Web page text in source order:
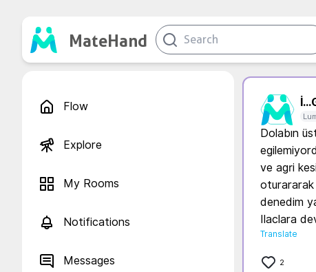
MateHand
Flow
Explore
My Rooms
Notifications
Messages
İ...
Dolabın
ve agri
oturararak
denedim
Ilaclara
Translate
2